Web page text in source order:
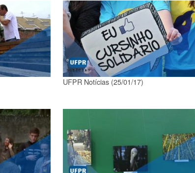
UFPR Notícias (25/01/17)